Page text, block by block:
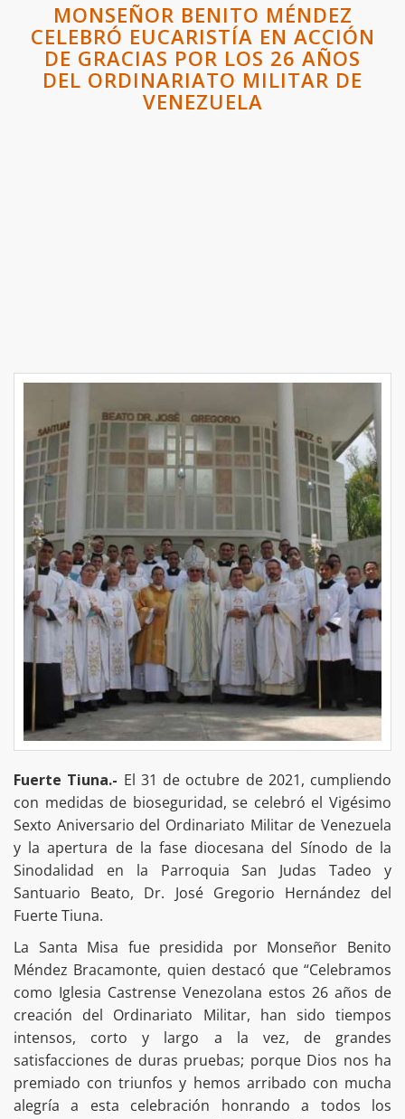
MONSEÑOR BENITO MÉNDEZ
CELEBRÓ EUCARISTÍA EN ACCIÓN
DE GRACIAS POR LOS 26 AÑOS
DEL ORDINARIATO MILITAR DE
VENEZUELA
Fuerte Tiuna.- El 31 de octubre de 2021, cumpliendo
con medidas de bioseguridad, se celebró el Vigésimo
Sexto Aniversario del Ordinariato Militar de Venezuela
y la apertura de la fase diocesana del Sínodo de la
Sinodalidad en la Parroquia San Judas Tadeo y
Santuario Beato, Dr. José Gregorio Hernández del
Fuerte Tiuna.
La Santa Misa fue presidida por Monseñor Benito
Méndez Bracamonte, quien destacó que “Celebramos
como Iglesia Castrense Venezolana estos 26 años de
creación del Ordinariato Militar, han sido tiempos
intensos, corto y largo a la vez, de grandes
satisfacciones de duras pruebas; porque Dios nos ha
premiado con triunfos y hemos arribado con mucha
alegría a esta celebración honrando a todos los